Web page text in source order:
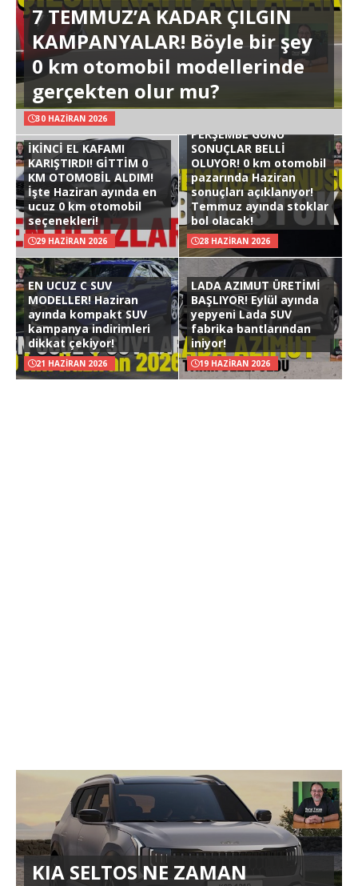
7 TEMMUZ’A KADAR ÇILGIN
KAMPANYALAR! Böyle bir şey
0 km otomobil modellerinde
gerçekten olur mu?
30 HAZIRAN 2026
İKİNCİ EL KAFAMI
KARIŞTIRDI! GİTTİM 0
KM OTOMOBİL ALDIM!
İşte Haziran ayında en
ucuz 0 km otomobil
seçenekleri!
29 HAZIRAN 2026
PERŞEMBE GÜNÜ
SONUÇLAR BELLİ
OLUYOR! 0 km otomobil
pazarında Haziran
sonuçları açıklanıyor!
Temmuz ayında stoklar
bol olacak!
28 HAZIRAN 2026
EN UCUZ C SUV
MODELLER! Haziran
ayında kompakt SUV
kampanya indirimleri
dikkat çekiyor!
21 HAZIRAN 2026
LADA AZIMUT ÜRETİMİ
BAŞLIYOR! Eylül ayında
yepyeni Lada SUV
fabrika bantlarından
iniyor!
19 HAZIRAN 2026
KIA SELTOS NE ZAMAN